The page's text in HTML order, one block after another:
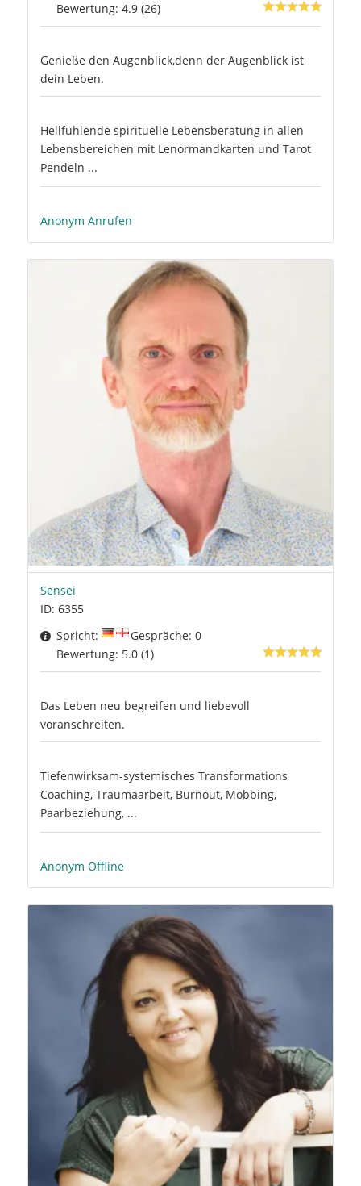
Bewertung: 4.9 (26)
Genieße den Augenblick,denn der Augenblick ist
dein Leben.
Hellfühlende spirituelle Lebensberatung in allen
Lebensbereichen mit Lenormandkarten und Tarot
Pendeln ...
Anonym Anrufen
Sensei
ID: 6355
Spricht:
Gespräche: 0
Bewertung: 5.0 (1)
Das Leben neu begreifen und liebevoll
voranschreiten.
Tiefenwirksam-systemisches Transformations
Coaching, Traumaarbeit, Burnout, Mobbing,
Paarbeziehung, ...
Anonym Offline